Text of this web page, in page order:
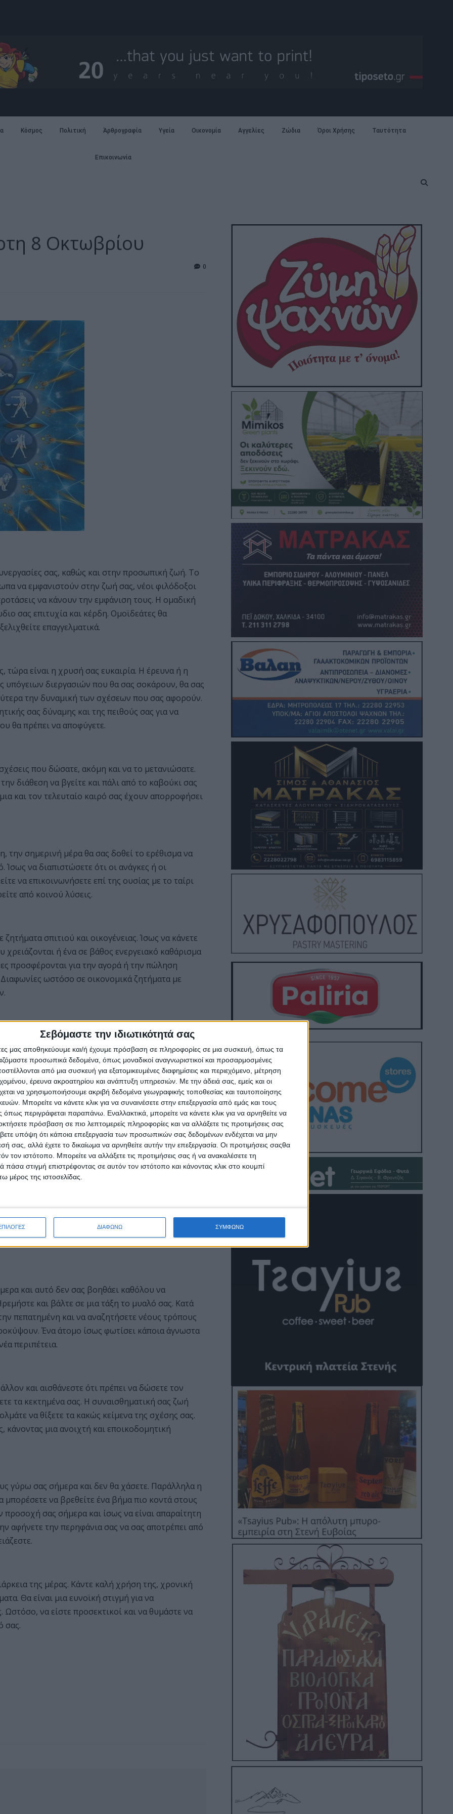
Σεβόμαστε την ιδιωτικότητά σας
μας αποθηκεύουμε και/ή έχουμε πρόσβαση σε πληροφορίες σε μια συσκευή, όπως τα
προσωπικά δεδομένα, όπως μοναδικοί αναγνωριστικοί και προσαρμοσμένες
από μια συσκευή για εξατομικευμένες διαφημίσεις και περιεχόμενο, μέτρηση
έρευνα ακροατηρίου και ανάπτυξη υπηρεσιών. Με την άδειά σας, εμείς και οι
να χρησιμοποιήσουμε ακριβή δεδομένα γεωγραφικής τοποθεσίας και ταυτοποίησης
Μπορείτε να κάνετε κλικ για να συναινέσετε στην επεξεργασία από εμάς και τους
περιγράφεται παραπάνω. Εναλλακτικά, μπορείτε να κάνετε κλικ για να αρνηθείτε να
πρόσβαση σε πιο λεπτομερείς πληροφορίες και να αλλάξετε τις προτιμήσεις σας
υπόψη ότι κάποια επεξεργασία των προσωπικών σας δεδομένων ενδέχεται να μην
σας, αλλά έχετε το δικαίωμα να αρνηθείτε αυτήν την επεξεργασία. Οι προτιμήσεις σαςθα
τον ιστότοπο. Μπορείτε να αλλάξετε τις προτιμήσεις σας ή να ανακαλέσετε τη
στιγμή επιστρέφοντας σε αυτόν τον ιστότοπο και κάνοντας κλικ στο κουμπί
μέρος της ιστοσελίδας.
ΔΙΑΦΩΝΩ ΣΥΜΦΩΝΩ
Κόσμος Πολιτική Άρθρογραφία Υγεία Οικονομία Αγγελίες Ζώδια Όροι Χρήσης Ταυτότητα
Επικοινωνία
8 Οκτωβρίου
0
σας, καθώς και στην προσωπική ζωή. Το
να εμφανιστούν στην ζωή σας, νέοι φιλόδοξοι
να κάνουν την εμφάνιση τους. Η ομαδική
σας επιτυχία και κέρδη. Ομοϊδεάτες θα
επαγγελματικά.
τώρα είναι η χρυσή σας ευκαιρία. Η έρευνα ή η
υπόγειων διεργασιών που θα σας σοκάρουν, θα σας
την δυναμική των σχέσεων που σας αφορούν.
σας δύναμης και της πειθούς σας για να
θα πρέπει να αποφύγετε.
που δώσατε, ακόμη και να το μετανιώσατε.
διάθεση να βγείτε και πάλι από το καβούκι σας
και τον τελευταίο καιρό σας έχουν απορροφήσει
την σημερινή μέρα θα σας δοθεί το ερέθισμα να
να διαπιστώσετε ότι οι ανάγκες ή οι
να επικοινωνήσετε επί της ουσίας με το ταίρι
από κοινού λύσεις.
σπιτιού και οικογένειας. Ίσως να κάνετε
ή ένα σε βάθος ενεργειακό καθάρισμα
προσφέρονται για την αγορά ή την πώληση
ωστόσο σε οικονομικά ζητήματα με
της σκέψης σας κατά την σημερινή μέρα. Πάρτε
της ζωή σας και προσπαθήστε να δείτε την
πορεία ζωής.
μέρα που θα σας αποσπάσουν την προσοχή από
μούτρα όταν πρόκειται για θέματα ερωτικής
θέλετε. Προσπαθήστε ωστόσο να μην
και παραλήψεις στην δουλειά.
τελευταίο διάστημα και αυτό μπορεί να σας ρίξει
και τοποθετήστε σε ρεαλιστικές βάσεις τις
θα πρέπει να τα αγνοήσετε. Δεν είναι κατ’
εξαιρετική συμβουλή από αγαπημένο πρόσωπο ή
και αυτό δεν σας βοηθάει καθόλου να
και βάλτε σε μια τάξη το μυαλό σας. Κατά
πεπατημένη και να αναζητήσετε νέους τρόπους
Ένα άτομο ίσως φωτίσει κάποια άγνωστα
περιπέτεια.
και αισθάνεστε ότι πρέπει να δώσετε τον
τα κεκτημένα σας. Η συναισθηματική σας ζωή
να θίξετε τα κακώς κείμενα της σχέσης σας.
κάνοντας μια ανοιχτή και εποικοδομητική
γύρω σας σήμερα και δεν θα χάσετε. Παράλληλα η
μπορέσετε να βρεθείτε ένα βήμα πιο κοντά στους
σας σήμερα και ίσως να είναι απαραίτητη
αφήνετε την περηφάνια σας να σας αποτρέπει από
της μέρας. Κάντε καλή χρήση της, χρονική
Θα είναι μια ευνοϊκή στιγμή για να
να είστε προσεκτικοί και να θυμάστε να
σας.